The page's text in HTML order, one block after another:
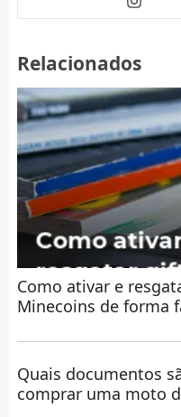
Relacionados
Como ativar e
Minecoins de forma
Quais documentos
comprar uma moto